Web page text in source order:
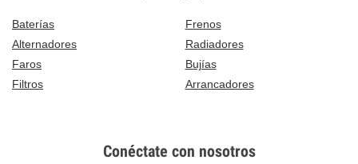
Baterías
Frenos
Alternadores
Radiadores
Faros
Bujías
Filtros
Arrancadores
Conéctate con nosotros